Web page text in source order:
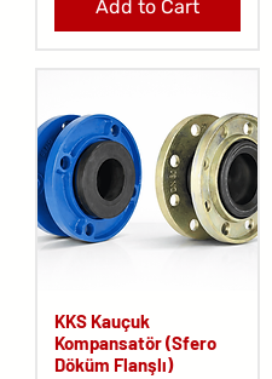
Add to Cart
KKS Kauçuk
Kompansatör (Sfero
Döküm Flanşlı)